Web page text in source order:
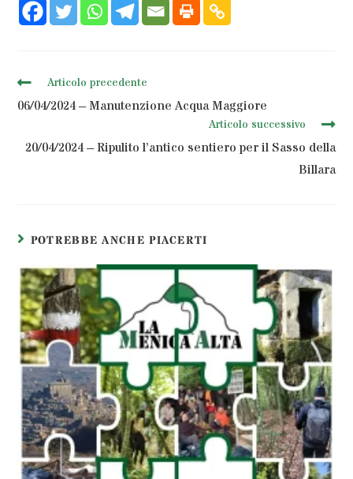
Articolo precedente
06/04/2024 – Manutenzione Acqua Maggiore
Articolo successivo
20/04/2024 – Ripulito l’antico sentiero per il Sasso della
Billara
POTREBBE ANCHE PIACERTI